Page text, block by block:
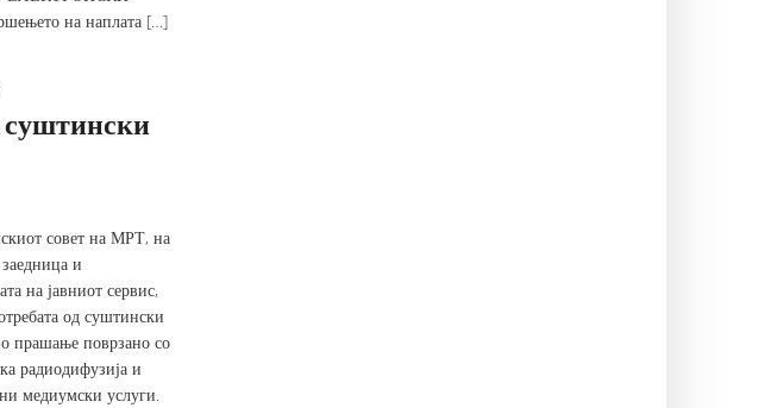
на наплата […]
совет на МРТ, на
и
на јавниот сервис,
од суштински
прашање поврзано со
радиодифузија и
медиумски услуги.